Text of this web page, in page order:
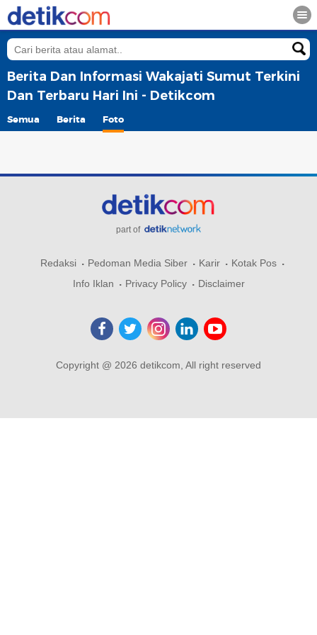
Berita Dan Informasi Wakajati Sumut Terkini
Dan Terbaru Hari Ini - Detikcom
Semua Berita Foto
part of
Redaksi Pedoman Media Siber Karir
Kotak Pos
Info Iklan
Privacy Policy Disclaimer
Copyright @ 2026 detikcom, All right reserved